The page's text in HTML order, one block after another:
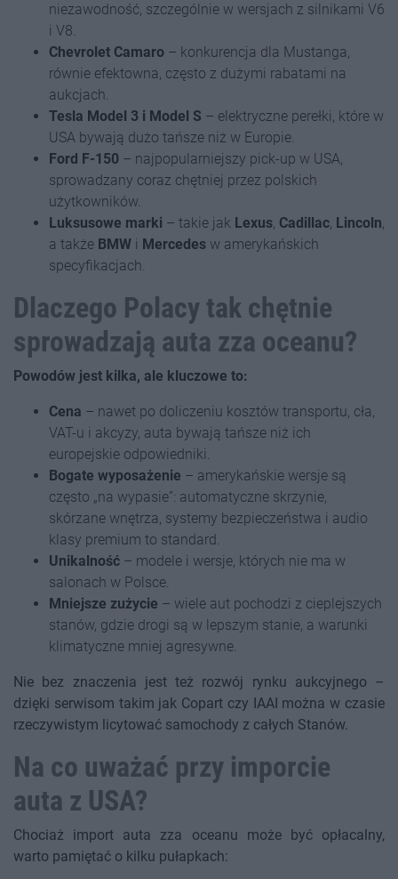
niezawodność, szczególnie w wersjach z silnikami V6
i V8.
Chevrolet Camaro – konkurencja dla Mustanga,
równie efektowna, często z dużymi rabatami na
aukcjach.
Tesla Model 3 i Model S – elektryczne perełki, które w
USA bywają dużo tańsze niż w Europie.
Ford F-150 – najpopularniejszy pick-up w USA,
sprowadzany coraz chętniej przez polskich
użytkowników.
Luksusowe marki – takie jak Lexus, Cadillac, Lincoln,
a także BMW i Mercedes w amerykańskich
specyfikacjach.
Dlaczego Polacy tak chętnie
sprowadzają auta zza oceanu?
Powodów jest kilka, ale kluczowe to:
Cena – nawet po doliczeniu kosztów transportu, cła,
VAT-u i akcyzy, auta bywają tańsze niż ich
europejskie odpowiedniki.
Bogate wyposażenie – amerykańskie wersje są
często „na wypasie”: automatyczne skrzynie,
skórzane wnętrza, systemy bezpieczeństwa i audio
klasy premium to standard.
Unikalność – modele i wersje, których nie ma w
salonach w Polsce.
Mniejsze zużycie – wiele aut pochodzi z cieplejszych
stanów, gdzie drogi są w lepszym stanie, a warunki
klimatyczne mniej agresywne.
Nie bez znaczenia jest też rozwój rynku aukcyjnego –
dzięki serwisom takim jak Copart czy IAAI można w czasie
rzeczywistym licytować samochody z całych Stanów.
Na co uważać przy imporcie
auta z USA?
Chociaż import auta zza oceanu może być opłacalny,
warto pamiętać o kilku pułapkach: